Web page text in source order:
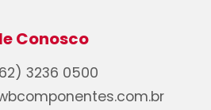
Conosco
3236 0500